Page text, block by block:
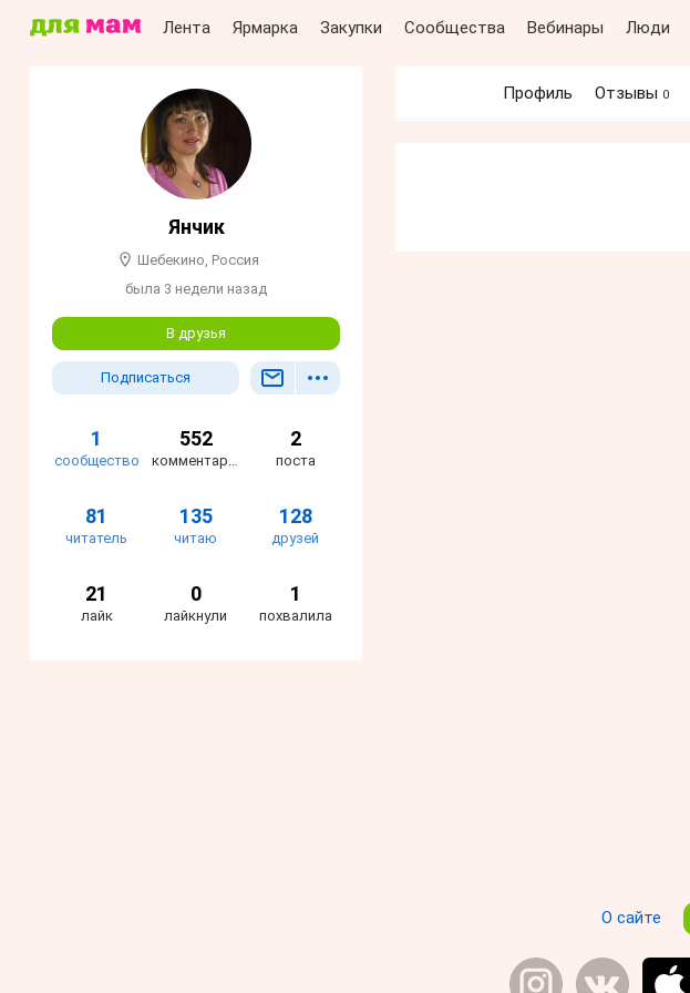
Лента Ярмарка Закупки Сообщества Вебинары Люди
Янчик
Шебекино, Россия
была 3 недели назад
В друзья
Подписаться
1
сообщество
552
комментария
2
поста
81
читатель
135
читаю
128
друзей
21
лайк
0
лайкнули
1
похвалила
Профиль Отзывы 0
О сайте